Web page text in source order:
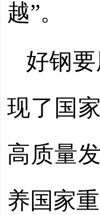
越”。
好钢
现了国
高质量
养国家